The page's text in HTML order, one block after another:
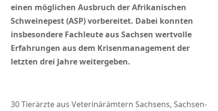
einen möglichen Ausbruch der Afrikanischen
Schweinepest (ASP) vorbereitet. Dabei konnten
insbesondere Fachleute aus Sachsen wertvolle
Erfahrungen aus dem Krisenmanagement der
letzten drei Jahre weitergeben.
30 Tierärzte aus Veterinärämtern Sachsens, Sachsen-